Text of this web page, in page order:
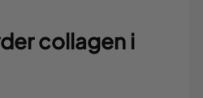
collagen i